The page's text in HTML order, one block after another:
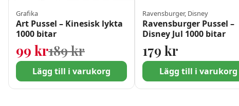
Grafika
Art Pussel – Kinesisk lykta
1000 bitar
189krDet ursprungliga priset
99 kr Det nuvarande priset är:
Lägg till i varukorg
Ravensburger, Disney
Ravensburger Pussel –
Disney Jul 1000 bitar
179kr
Lägg till i varukorg